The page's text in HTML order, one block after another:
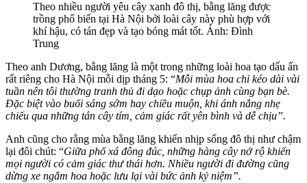
Theo nhiều người yêu cây xanh đô thị, bằng lăng được
trồng phổ biến tại Hà Nội bởi loài cây này phù hợp với
khí hậu, có tán đẹp và tạo bóng mát tốt. Ảnh: Đình
Trung
Theo anh Dương, bằng lăng là một trong những loài hoa tạo dấu ấn
rất riêng cho Hà Nội mỗi dịp tháng 5: “Mỗi mùa hoa chỉ kéo dài vài
tuần nên tôi thường tranh thủ đi dạo hoặc chụp ảnh cùng bạn bè.
Đặc biệt vào buổi sáng sớm hay chiều muộn, khi ánh nắng nhẹ
chiếu qua những tán cây tím, cảm giác rất yên bình và dễ chịu”.
Anh cũng cho rằng mùa bằng lăng khiến nhịp sống đô thị như chậm
lại đôi chút: “Giữa phố xá đông đúc, những hàng cây nở rộ khiến
mọi người có cảm giác thư thái hơn. Nhiều người đi đường cũng
dừng xe ngắm hoa hoặc lưu lại vài bức ảnh kỷ niệm”.